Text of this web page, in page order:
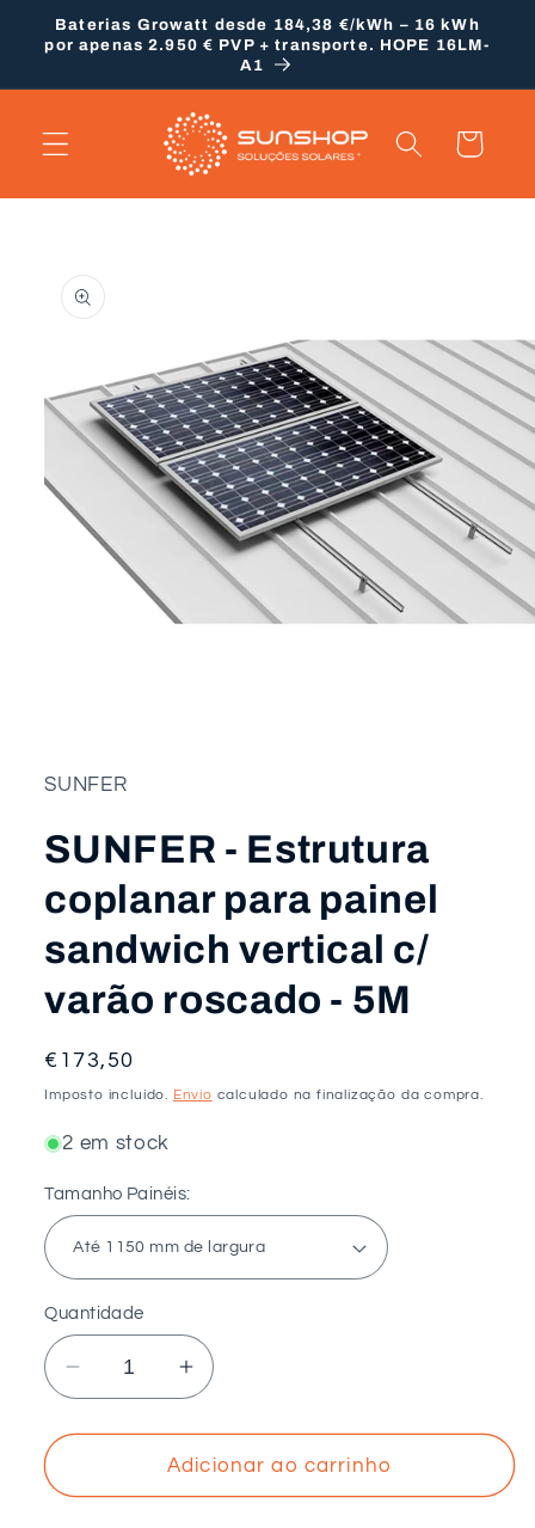
para o
conteúdo
Baterias Growatt desde 184,38 €/kWh – 16 kWh
por apenas 2.950 € PVP + transporte. HOPE 16LM-
A1
Carrinho
informação
do produto
em
SUNFER
SUNFER - Estrutura
coplanar para painel
sandwich vertical c/
varão roscado - 5M
Preço
normal
€173,50
Imposto incluído. Envio calculado na finalização da compra.
2 em stock
Tamanho Painéis:
Quantidade
Diminuir
a
quantidade
SUNFER
Aumentar
a
quantidade
de
SUNFER
Adicionar ao carrinho